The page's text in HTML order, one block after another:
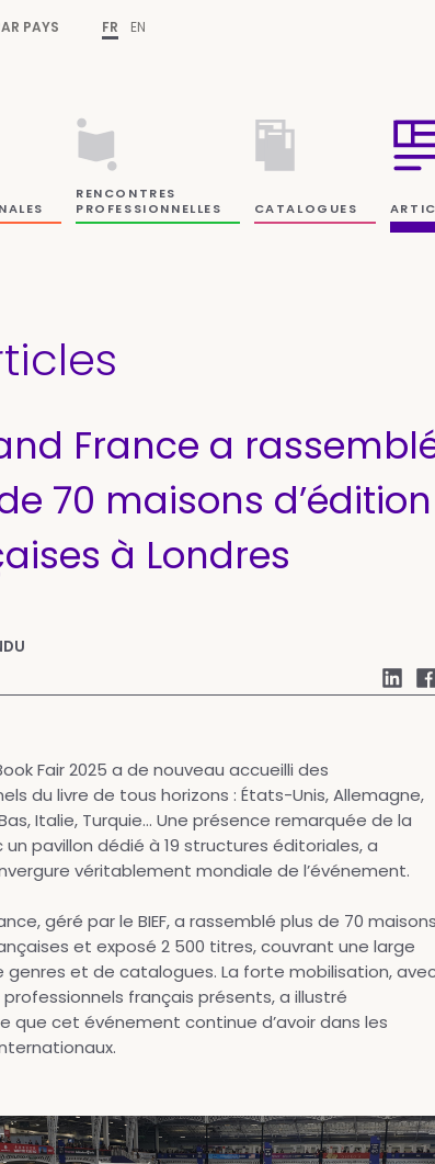
PAYS FR EN
RENCONTRES
PROFESSIONNELLES
CATALOGUES
France a
70 maisons d’édition
à Londres
Fair 2025 a de nouveau accueilli des
du livre de tous horizons : États-Unis, Allemagne,
Italie, Turquie… Une présence remarquée de la
un pavillon dédié à 19 structures éditoriales, a
véritablement mondiale de l’événement.
géré par le BIEF, a rassemblé plus de 70
et exposé 2 500 titres, couvrant une large
genres et de catalogues. La forte mobilisation,
professionnels français présents, a illustré
que cet événement continue d’avoir dans les